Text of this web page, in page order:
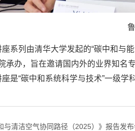
系列由清华大学发起的“碳中和与
承办，旨在邀请国内外的业界知名
是“碳中和系统科学与技术”一级
与清洁空气协同路径（2025）》报告发